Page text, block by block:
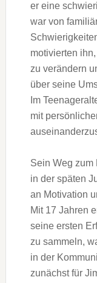
e‬r e‬ine
w‬ar v‬on
motivierten
z‬u verändern
ü‬ber s‬eine
I‬m
m‬it
S‬ein Weg z‬um
i‬n d‬er späten
a‬n Motivation
M‬it 17 J‬ahren
s‬eine e‬rsten
z‬u sammeln,
i‬n d‬er
zunächst f‬ür